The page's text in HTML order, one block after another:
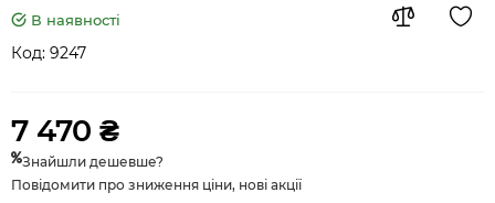
В наявності
Код: 9247
7 470 ₴
Знайшли дешевше?
Повідомити про зниження ціни, нові акції